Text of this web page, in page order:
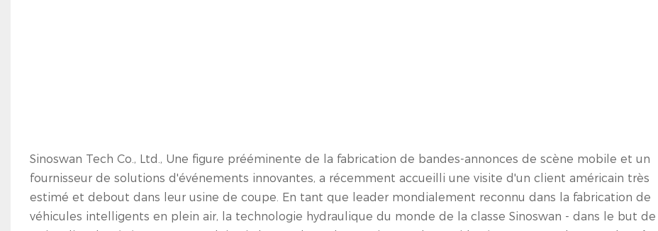
Sinoswan Tech Co., Ltd., Une figure prééminente de la fabrication de bandes-annonces de scène mobile et un
fournisseur de solutions d'événements innovantes, a récemment accueilli une visite d'un client américain très
estimé et debout dans leur usine de coupe. En tant que leader mondialement reconnu dans la fabrication de
véhicules intelligents en plein air, la technologie hydraulique du monde de la classe Sinoswan - dans le but de